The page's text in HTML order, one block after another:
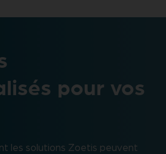
Video
pour vos
les solutions Zoetis peuvent